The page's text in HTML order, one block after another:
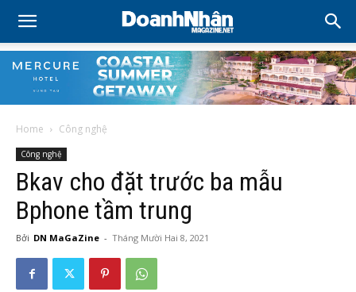
Home Công nghệ
Công nghệ
Bkav cho đặt trước ba mẫu
Bphone tầm trung
Bởi DN MaGaZine - Tháng Mười Hai 8, 2021